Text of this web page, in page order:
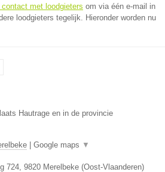
met loodgieters om via één e-mail in
loodgieters tegelijk. Hieronder worden nu
Hautrage en in de provincie
Google maps ▼
724, 9820 Merelbeke (Oost-Vlaanderen)